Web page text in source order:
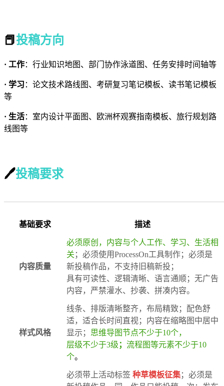
📕投稿方向
· 工作：行业知识地图、部门协作泳道图、任务安排时间轴等
· 学习 ：论文技术路线图、考研复习笔记模板、读书笔记模板
等
· 生活：室内设计平面图、欧洲杯观赛指南模板、旅行规划路
线图等
🖊投稿要求
基础要求 描述
内容质量
必须原创，内容与个人工作、学习、生活相
关 ；必须使用ProcessOn工具制作；必须是
新投稿作品，不支持旧稿新投；
具有可读性、逻辑清晰、语言通顺；无广告
内容，严禁灌水、抄袭、拼凑内容。
样式风格
线条、排版清晰整齐，布局精致；配色舒
适，适合长时间直视；内容在缩略图中居中
显示； 思维导图节点不少于10个，
层级不少于3级； 流程图等元素不少于10
个。
必须带上活动标签 种草模板征集；必须是